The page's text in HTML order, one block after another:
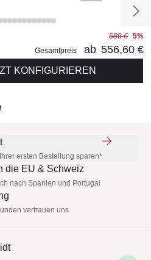
589 € 5%
Gesamtpreis
ab 556,60 €
KONFIGURIEREN
ersten Bestellung sparen*
die EU & Schweiz
nach Spanien und Portugal
vertrauen uns